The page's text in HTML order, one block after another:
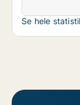
Se hele